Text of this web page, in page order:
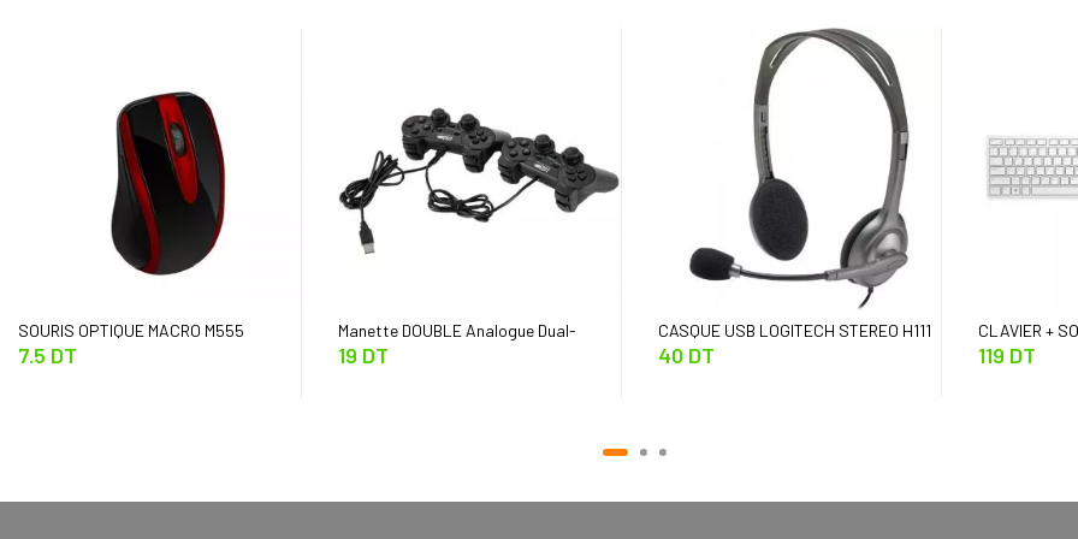
SOURIS OPTIQUE MACRO M555
7.5 DT
Manette DOUBLE Analogue Dual-
Shock USB-2082
19 DT
CASQUE USB LOGITECH STEREO H111
40 DT
CLAVIER +
KM5221W
119 DT